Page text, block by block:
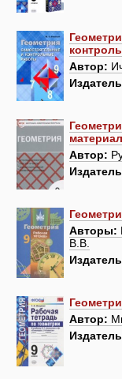
Автор:
Автор:
Авторы:
В.В.
Автор: